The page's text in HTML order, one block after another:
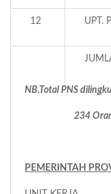
12 UPT.
NB.Total PNS
234
PEMERINTAH